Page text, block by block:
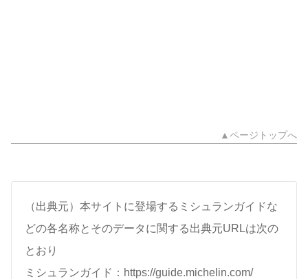
▲ページトップへ
（出典元）本サイトに登場するミシュランガイドな
どの各名称とそのデータに関する出典元URLは次の
とおり
ミシュランガイド：https://guide.michelin.com/